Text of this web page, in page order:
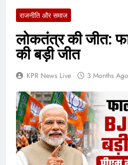
राजनीति और समाज
लोकतंत्र की जीत:
की बड़ी जीत
KPR News Live 3 Months Ago